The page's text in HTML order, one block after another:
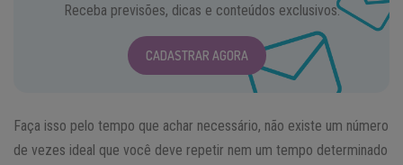
Receba previsões, dicas e conteúdos exclusivos.
CADASTRAR AGORA
Faça isso pelo tempo que achar necessário, não existe um número
de vezes ideal que você deve repetir nem um tempo determinado